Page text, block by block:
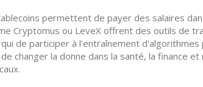
permettent de payer des salaires
Cryptomus ou LeveX offrent des outils de
de participer à l'entraînement
changer la donne dans la santé, la finance